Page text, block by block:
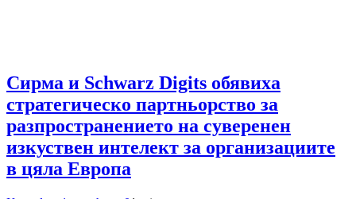
Сирма и Schwarz Digits обявиха
стратегическо партньорство за
разпространението на суверенен
изкуствен интелект за организациите
в цяла Европа